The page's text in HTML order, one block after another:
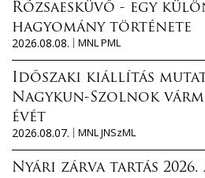
Rózsaesküvő - egy
hagyomány története
2026.08.08.
MNL PML
Időszaki kiállítás
Nagykun-Szolnok
évét
2026.08.07.
MNL JNSzML
Nyári zárva tartás 2026.